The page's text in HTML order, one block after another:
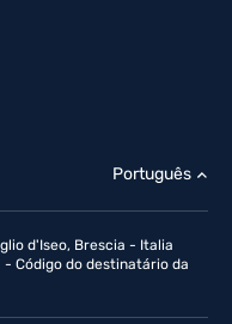
d'Iseo, Brescia - Italia
- Código do destinatário da
Português